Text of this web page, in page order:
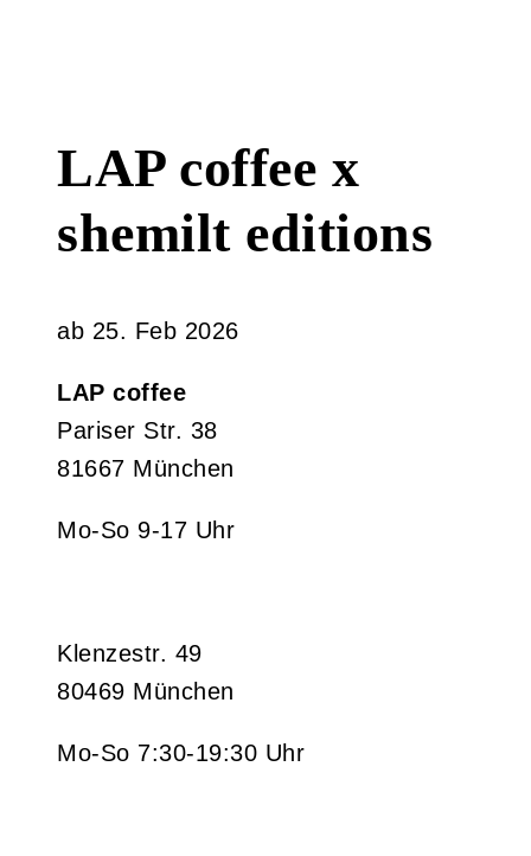
LAP coffee x
shemilt editions
ab 25. Feb 2026
LAP coffee
Pariser Str. 38
81667 München
Mo-So 9-17 Uhr
Klenzestr. 49
80469 München
Mo-So 7:30-19:30 Uhr